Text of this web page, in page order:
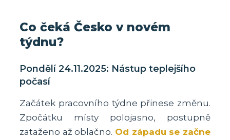
Co čeká Česko v novém
týdnu?
Pondělí 24.11.2025: Nástup teplejšího
počasí
Začátek pracovního týdne přinese změnu.
Zpočátku místy polojasno, postupně
zataženo až oblačno. Od západu se začne